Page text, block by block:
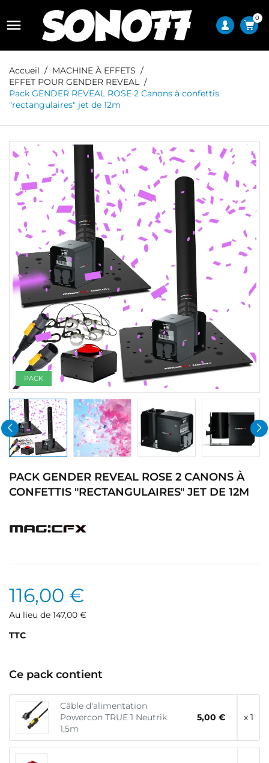
 0
Accueil
MACHINE À EFFETS
EFFET POUR GENDER REVEAL
Pack GENDER REVEAL ROSE 2 Canons à confettis
"rectangulaires" jet de 12m
PACK
PACK GENDER REVEAL ROSE 2 CANONS À
CONFETTIS "RECTANGULAIRES" JET DE 12M
116,00 €
Au lieu de 147,00 €
TTC
Ce pack contient
Câble d'alimentation
Powercon TRUE 1 Neutrik
1,5m
5,00 € x 1